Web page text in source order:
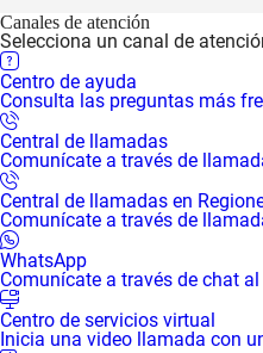
Canales de atención
Selecciona un canal de
Centro de ayuda
Consulta las preguntas más
Central de llamadas
Comunícate a través de
Central de llamadas en
Comunícate a través de
WhatsApp
Comunícate a través de chat
Centro de servicios virtual
Inicia una video llamada con